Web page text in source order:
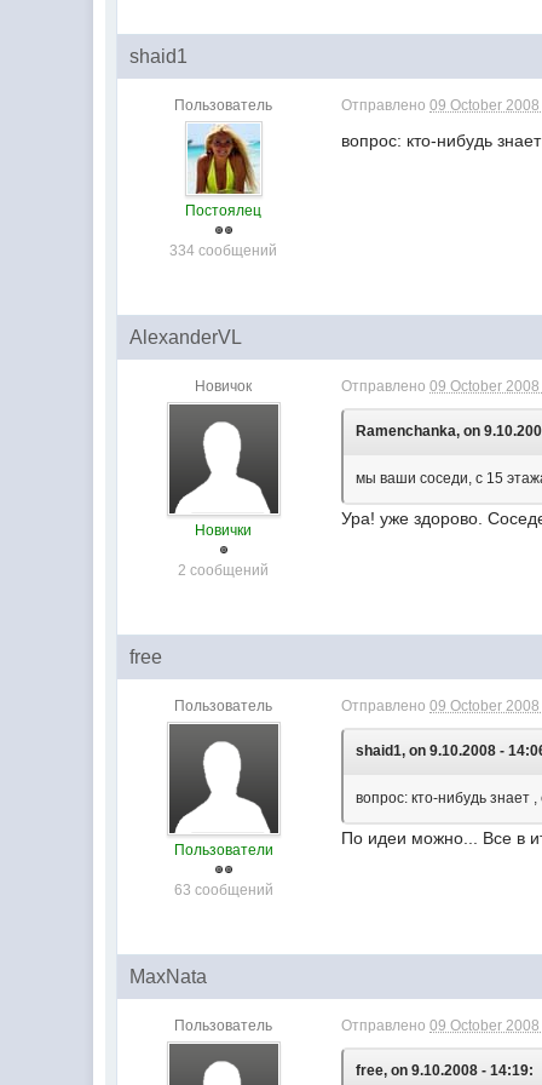
shaid1
Пользователь
Постоялец
334 сообщений
Отправлено09 October
вопрос: кто-нибудь
AlexanderVL
Новичок
Новички
2 сообщений
Отправлено09 October
Ramenchanka, on
мы ваши соседи, с 15
Ура! уже здорово.
free
Пользователь
Пользователи
63 сообщений
Отправлено09 October
shaid1, on 9.10.2008 -
вопрос: кто-нибудь знает
По идеи можно... Все в
MaxNata
Пользователь Отправлено09 October
free, on 9.10.2008 - 14:19: